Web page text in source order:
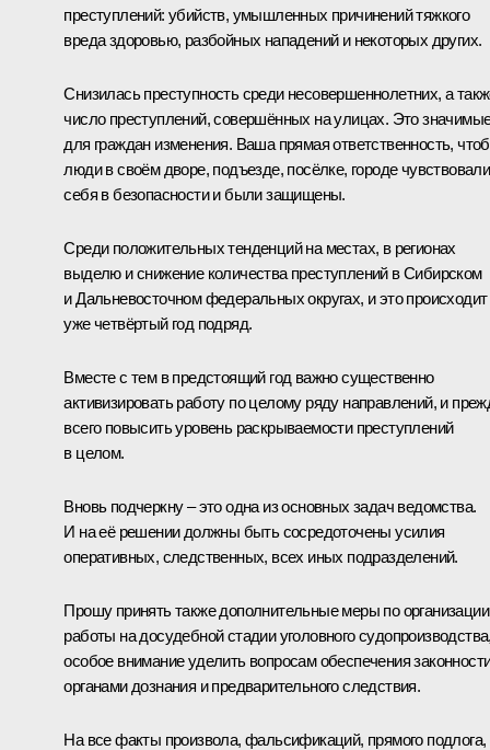
преступлений: убийств, умышленных причинений тяжкого
вреда здоровью, разбойных нападений и некоторых других.
Снизилась преступность среди несовершеннолетних, а
число преступлений, совершённых на улицах. Это
для граждан изменения. Ваша прямая ответственность,
люди в своём дворе, подъезде, посёлке, городе чувствовали
себя в безопасности и были защищены.
Среди положительных тенденций на местах, в регионах
выделю и снижение количества преступлений в Сибирском
и Дальневосточном федеральных округах, и это происходит
уже четвёртый год подряд.
Вместе с тем в предстоящий год важно существенно
активизировать работу по целому ряду направлений, и
всего повысить уровень раскрываемости преступлений
в целом.
Вновь подчеркну – это одна из основных задач ведомства.
И на её решении должны быть сосредоточены усилия
оперативных, следственных, всех иных подразделений.
Прошу принять также дополнительные меры по организации
работы на досудебной стадии уголовного
особое внимание уделить вопросам обеспечения
органами дознания и предварительного следствия.
На все факты произвола, фальсификаций, прямого подлога,